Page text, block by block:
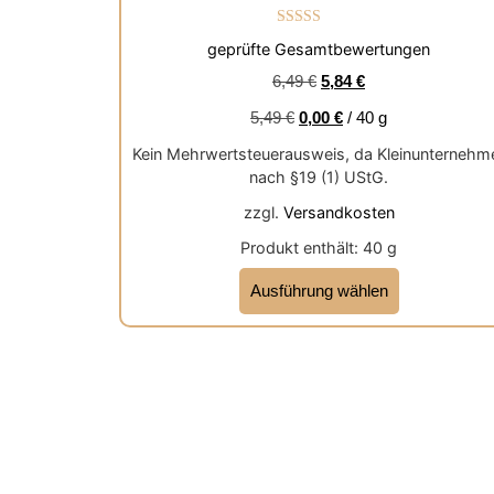
Bewertet mit
5.00
geprüfte Gesamtbewertungen
6,49€ 5,84€
5,49€ 0,00 € / 40 g
Kein Mehrwertsteuerausweis, da
nach §19 (1) UStG.
zzgl. Versandkosten
Produkt enthält: 40 g
Ausführung wählen